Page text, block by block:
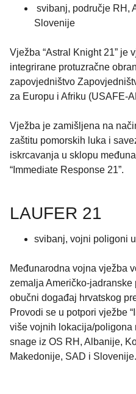
svibanj, područje RH,
Slovenije
Vježba “Astral Knight 21” je
integrirane protuzračne
zapovjedništvo
za Europu i Afriku (USAFE-
Vježba je zamišljena na
zaštitu pomorskih luka i
iskrcavanja u sklopu
“Immediate Response 21”.
LAUFER 21
svibanj, vojni poligoni
Međunarodna vojna vježba
zemalja Američko-jadranske
obučni događaj hrvatskog
Provodi se u potpori vježbe
više vojnih lokacija/poligona
snage iz OS RH, Albanije,
Makedonije, SAD i Slovenije.